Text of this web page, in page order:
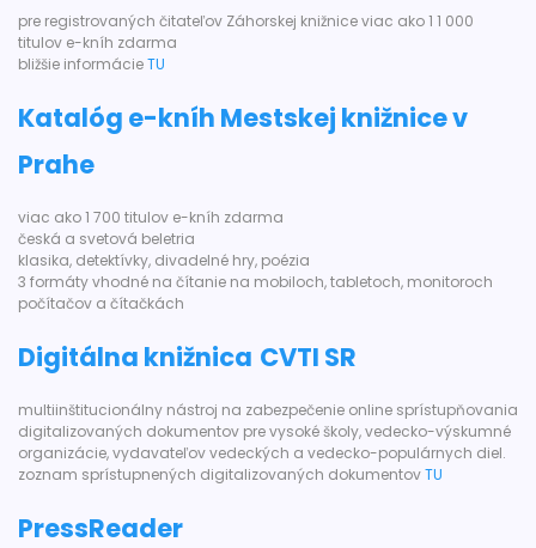
pre registrovaných čitateľov Záhorskej knižnice viac ako 1 1 000
titulov e-kníh zdarma
bližšie informácieTU
Katalóg e-kníh Mestskej knižnice v
Prahe
viac ako 1 700 titulov e-kníh zdarma
česká a svetová beletria
klasika, detektívky, divadelné hry, poézia
3 formáty vhodné na čítanie na mobiloch, tabletoch, monitoroch
počítačov a čítačkách
Digitálna knižnica CVTI SR
multiinštitucionálny nástroj na zabezpečenie online sprístupňovania
digitalizovaných dokumentov pre vysoké školy, vedecko-výskumné
organizácie, vydavateľov vedeckých a vedecko-populárnych diel.
zoznam sprístupnených digitalizovaných dokumentovTU
PressReader